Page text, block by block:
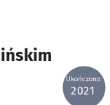
Ukończono:
2021